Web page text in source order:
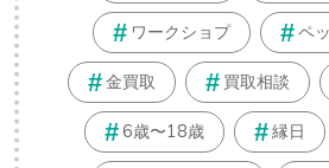
ワークショプ ペ
金買取 買取相談
6歳〜18歳 縁日